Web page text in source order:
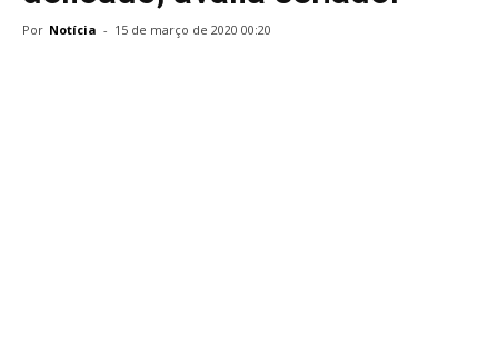
Por Notícia - 15 de março de 2020 00:20